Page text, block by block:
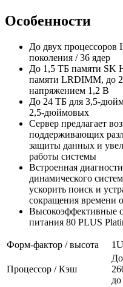
Особенности
До двух процессоров
поколения / 36 ядер
До 1,5 ТБ памяти SK
памяти LRDIMM, до
напряжением 1,2 В
До 24 ТБ для 3,5-
2,5-дюймовых
Сервер предлагает
поддерживающих
защиты данных и
работы системы
Встроенная
динамического
ускорить поиск и
сокращения времени
Высокоэффективные
питания 80 PLUS
Форм-фактор / высота
Процессор / Кэш